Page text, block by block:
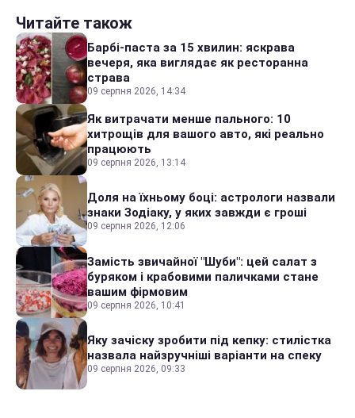
Читайте також
Барбі-паста за 15 хвилин: яскрава
вечеря, яка виглядає як ресторанна
страва
09 серпня 2026, 14:34
Як витрачати менше пального: 10
хитрощів для вашого авто, які реально
працюють
09 серпня 2026, 13:14
Доля на їхньому боці: астрологи назвали
знаки Зодіаку, у яких завжди є гроші
09 серпня 2026, 12:06
Замість звичайної "Шуби": цей салат з
буряком і крабовими паличками стане
вашим фірмовим
09 серпня 2026, 10:41
Яку зачіску зробити під кепку: стилістка
назвала найзручніші варіанти на спеку
09 серпня 2026, 09:33